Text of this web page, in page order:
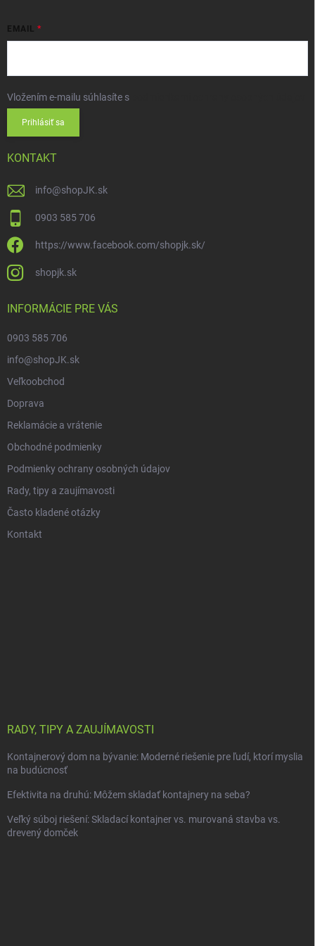
EMAIL
Vložením e-mailu súhlasíte s
Prihlásiť sa
KONTAKT
info@shopJK.sk
0903 585 706
https://www.facebook.com/shopjk.sk/
shopjk.sk
INFORMÁCIE PRE VÁS
0903 585 706
info@shopJK.sk
Veľkoobchod
Doprava
Reklamácie a vrátenie
Obchodné podmienky
Podmienky ochrany osobných údajov
Rady, tipy a zaujímavosti
Často kladené otázky
Kontakt
RADY, TIPY A ZAUJÍMAVOSTI
Kontajnerový dom na bývanie: Moderné riešenie pre ľudí, ktorí myslia
na budúcnosť
Efektivita na druhú: Môžem skladať kontajnery na seba?
Veľký súboj riešení: Skladací kontajner vs. murovaná stavba vs.
drevený domček